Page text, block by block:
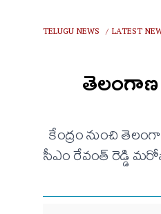
TELUGU NEWS / LATEST
తెలంగాణ
కేంద్రం నుంచి
సీఎం రేవంత్ రెడ్డి